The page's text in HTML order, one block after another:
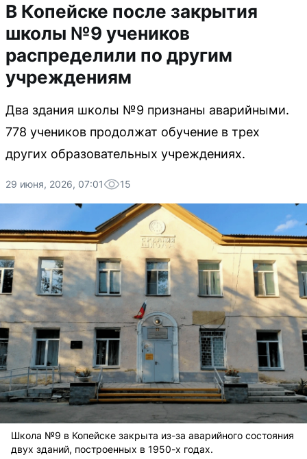
В Копейске после закрытия
школы №9 учеников
распределили по другим
учреждениям
Два здания школы №9 признаны аварийными.
778 учеников продолжат обучение в трех
других образовательных учреждениях.
29 июня, 2026, 07:01 15
Школа №9 в Копейске закрыта из-за аварийного состояния
двух зданий, построенных в 1950-х годах.